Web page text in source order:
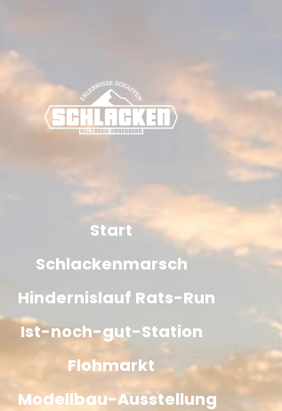
Start
Schlackenmarsch
Hindernislauf Rats-Run
Ist-noch-gut-Station
Flohmarkt
Modellbau-Ausstellung